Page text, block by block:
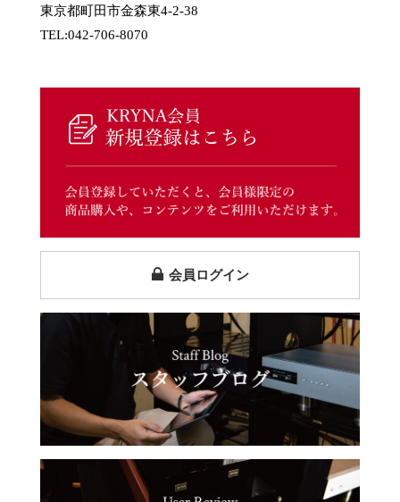
東京都町田市金森東4-2-38
TEL:042-706-8070
会員ログイン